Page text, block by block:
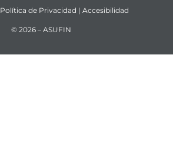
Política de Privacidad | Accesibilidad
© 2026 – ASUFIN